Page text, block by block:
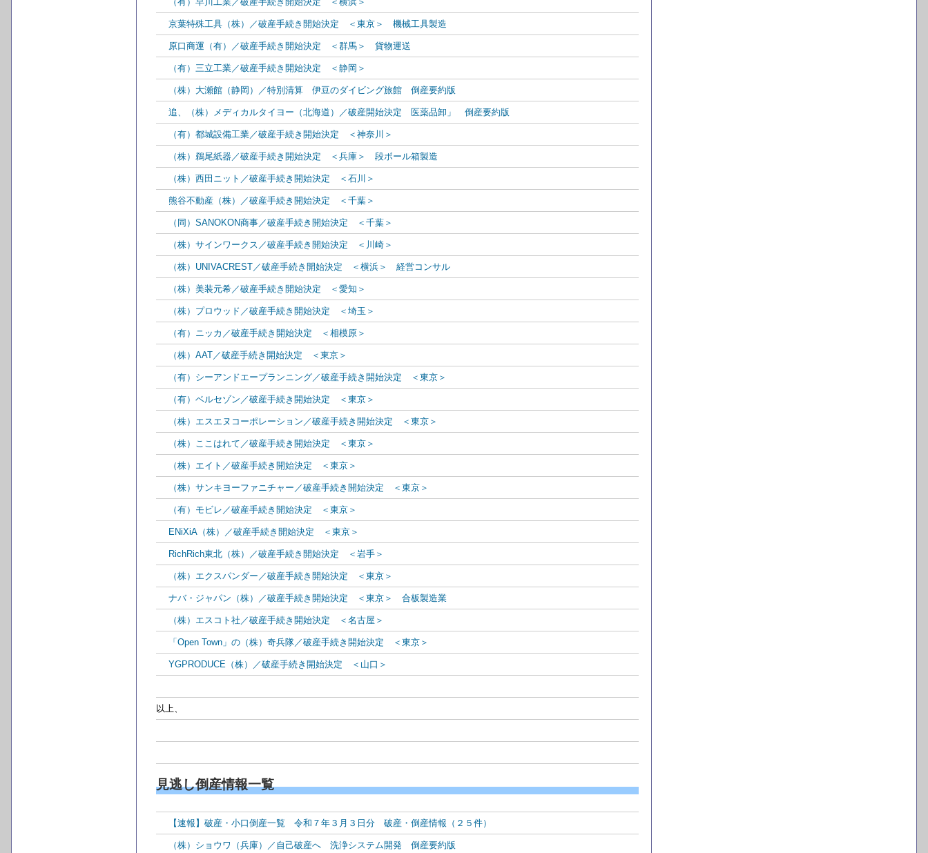
京葉特殊工具（株）／破産手続き開始決定 ＜東京＞ 機械工具製造
原口商運（有）／破産手続き開始決定 ＜群馬＞ 貨物運送
（有）三立工業／破産手続き開始決定 ＜静岡＞
（株）大瀬館（静岡）／特別清算 伊豆のダイビング旅館 倒産要約版
追、（株）メディカルタイヨー（北海道）／破産開始決定 医薬品卸」 倒産要約版
（有）都城設備工業／破産手続き開始決定 ＜神奈川＞
（株）鵜尾紙器／破産手続き開始決定 ＜兵庫＞ 段ボール箱製造
（株）西田ニット／破産手続き開始決定 ＜石川＞
熊谷不動産（株）／破産手続き開始決定 ＜千葉＞
（同）SANOKON商事／破産手続き開始決定 ＜千葉＞
（株）サインワークス／破産手続き開始決定 ＜川崎＞
（株）UNIVACREST／破産手続き開始決定 ＜横浜＞ 経営コンサル
（株）美装元希／破産手続き開始決定 ＜愛知＞
（株）プロウッド／破産手続き開始決定 ＜埼玉＞
（有）ニッカ／破産手続き開始決定 ＜相模原＞
（株）AAT／破産手続き開始決定 ＜東京＞
（有）シーアンドエープランニング／破産手続き開始決定 ＜東京＞
（有）ベルセゾン／破産手続き開始決定 ＜東京＞
（株）エスエヌコーポレーション／破産手続き開始決定 ＜東京＞
（株）ここはれて／破産手続き開始決定 ＜東京＞
（株）エイト／破産手続き開始決定 ＜東京＞
（株）サンキヨーファニチャー／破産手続き開始決定 ＜東京＞
（有）モビレ／破産手続き開始決定 ＜東京＞
ENiXiA（株）／破産手続き開始決定 ＜東京＞
RichRich東北（株）／破産手続き開始決定 ＜岩手＞
（株）エクスパンダー／破産手続き開始決定 ＜東京＞
ナバ・ジャパン（株）／破産手続き開始決定 ＜東京＞ 合板製造業
（株）エスコト社／破産手続き開始決定 ＜名古屋＞
「Open Town」の（株）奇兵隊／破産手続き開始決定 ＜東京＞
YGPRODUCE（株）／破産手続き開始決定 ＜山口＞
以上、
見逃し倒産情報一覧
【速報】破産・小口倒産一覧 令和７年３月３日分 破産・倒産情報（２５件）
（株）ショウワ（兵庫）／自己破産へ 洗浄システム開発 倒産要約版